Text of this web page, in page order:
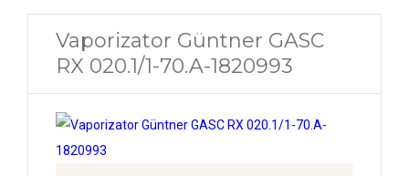
Vaporizator Güntner GASC
RX 020.1/1-70.A-1820993